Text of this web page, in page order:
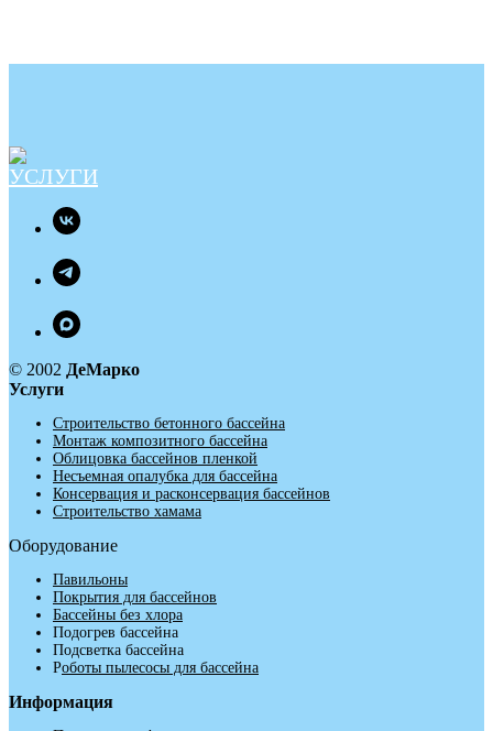
© 2002 ДеМарко
Услуги
Строительство бетонного бассейна
Монтаж композитного бассейна
Облицовка бассейнов пленкой
Несъемная опалубка для бассейна
Консервация и расконсервация бассейнов
Строительство хамама
Оборудование
Павильоны
Покрытия для бассейнов
Бассейны без хлора
Подогрев бассейна
Подсветка бассейна
Роботы пылесосы для бассейна
Информация